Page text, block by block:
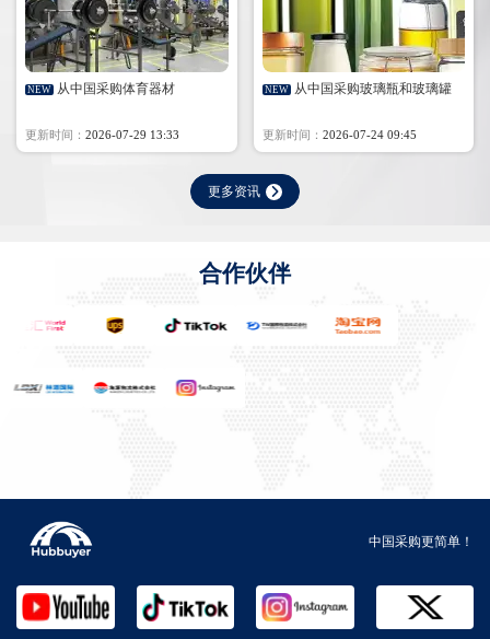
NEW 从中国采购体育器材
更新时间： 2026-07-29 13:33
NEW 从中国采购玻璃瓶和玻璃罐
更新时间： 2026-07-24 09:45
更多资讯
合作伙伴
中国采购更简单！